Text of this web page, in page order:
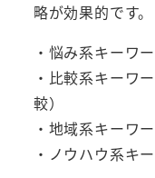
略が効果的です。
・悩み系キーワ
・比較系キーワ
較）
・地域系キーワ
・ノウハウ系キ